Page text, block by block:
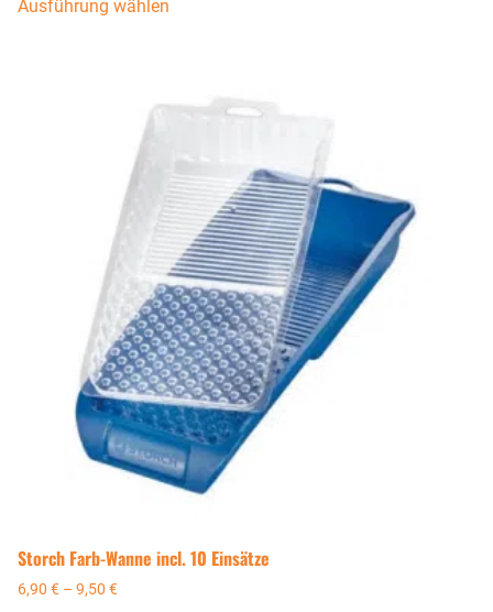
Ausführung wählen
Storch Farb-Wanne incl. 10 Einsätze
6,90 € – 9,50 €